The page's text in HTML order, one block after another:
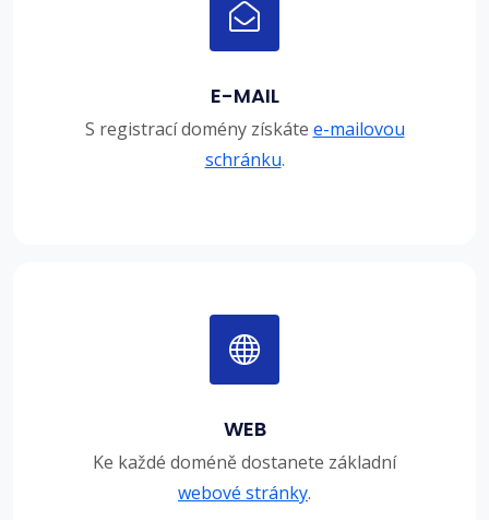
E-MAIL
S registrací domény získáte e-mailovou
schránku.
WEB
Ke každé doméně dostanete základní
webové stránky.